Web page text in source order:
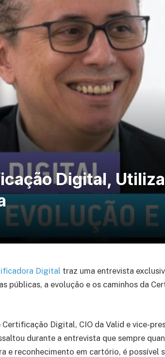
Digital,
Digital traz uma entrevista
a evolução e os caminhos da
Digital, CIO da Valid e vice-
durante a entrevista que sempre
e reconhecimento em cartório, é possível